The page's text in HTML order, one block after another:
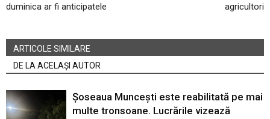
duminica ar fi anticipatele
agricultori
ARTICOLE SIMILARE
DE LA ACELAȘI AUTOR
Șoseaua Muncești este reabilitată pe mai
multe tronsoane. Lucrările vizează